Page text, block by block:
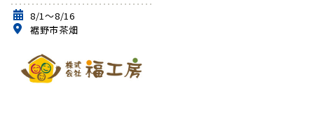
8/1～8/16
裾野市茶畑